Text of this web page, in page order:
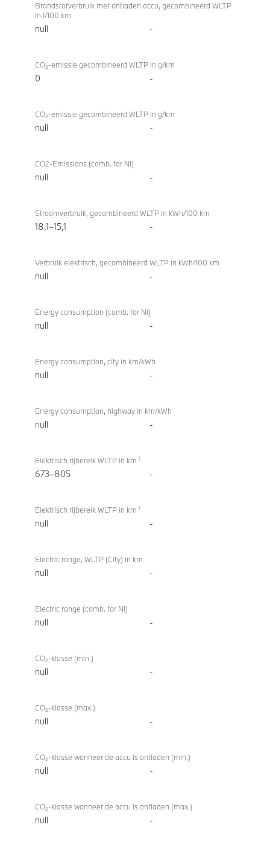
Brandstofverbruik met ontladen accu, gecombineerd WLTP
in l/100 km
null -
CO₂-emissie gecombineerd WLTP in g/km
0 -
CO₂-emissie gecombineerd WLTP in g/km
null -
CO2-Emissions (comb. for NI)
null -
Stroomverbruik, gecombineerd WLTP in kWh/100 km
18,1–15,1 -
Verbruik elektrisch, gecombineerd WLTP in kWh/100 km
null -
Energy consumption (comb. for NI)
null -
Energy consumption, city in km/kWh
null -
Energy consumption, highway in km/kWh
null -
Elektrisch rijbereik WLTP in km 1
673–805 -
Elektrisch rijbereik WLTP in km 1
null -
Electric range, WLTP (City) in km
null -
Electric range (comb. for NI)
null -
CO₂-klasse (min.)
null -
CO₂-klasse (max.)
null -
CO₂-klasse wanneer de accu is ontladen (min.)
null -
CO₂-klasse wanneer de accu is ontladen (max.)
null -